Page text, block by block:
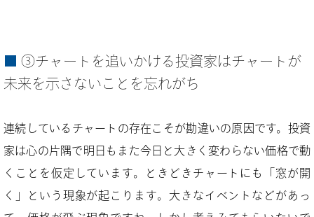
③チャートを追いかける投資家はチャートが
未来を示さないことを忘れがち
連続しているチャートの存在こそが勘違いの原因です。投資
家は心の片隅で明日もまた今日と大きく変わらない価格で動
くことを仮定しています。ときどきチャートにも「窓が開
く」という現象が起こります。大きなイベントなどがあっ